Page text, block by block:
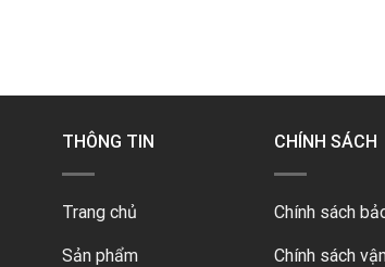
THÔNG TIN
Trang chủ
Sản phẩm
CHÍNH SÁCH
Chính sách
Chính sách